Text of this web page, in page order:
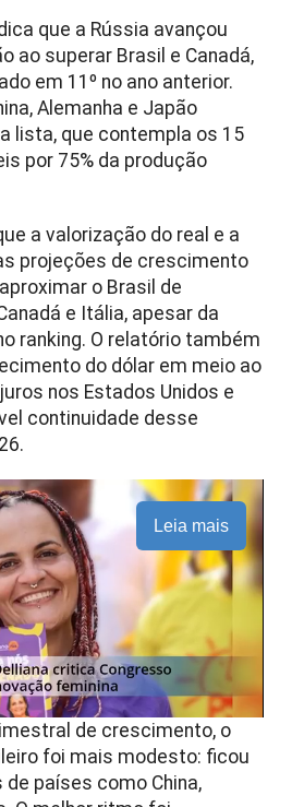
que a Rússia avançou
ao superar Brasil e Canadá,
em 11º no ano anterior.
Alemanha e Japão
lista, que contempla os 15
por 75% da produção
a valorização do real e a
projeções de crescimento
o Brasil de
e Itália, apesar da
ranking. O relatório também
do dólar em meio ao
nos Estados Unidos e
continuidade desse
Leia mais
de crescimento, o
foi mais modesto: ficou
de países como China,